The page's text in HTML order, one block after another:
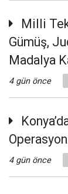
Milli
Gümüş,
Madalya
4 gün önce
4 gün önce